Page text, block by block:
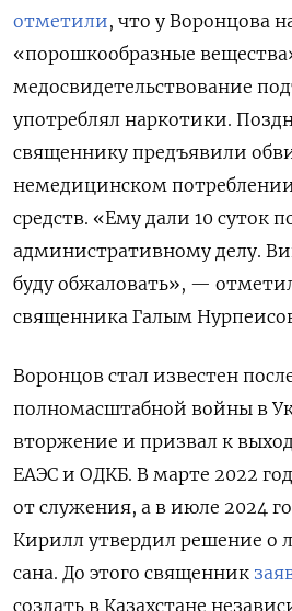
отметили, что у Воронцова
«порошкообразные
медосвидетельствование
употреблял наркотики.
священнику предъявили
немедицинском
средств. «Ему дали 10 суток
административному делу.
буду обжаловать», —
священника Галым
Воронцов стал известен
полномасштабной войны в
вторжение и призвал к
ЕАЭС и ОДКБ. В марте 2022
от служения, а в июле 2024
Кирилл утвердил решение о
сана. До этого священник
создать в Казахстане